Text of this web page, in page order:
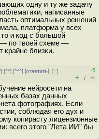
одну и ту же задачу
написанные
оптимальных решений
платформа у всех
и код с большой
— по твоей схеме —
крайне близки.
] [^^] [^^^] [ответить][↑]
+5
+ / –
нейросети на
базах данных
фотографиях. Если
соблюдая его дух и
копирасту лицензионные
всего этого "Лета ИИ" бы